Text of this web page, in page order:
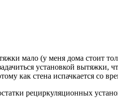
мало (у меня дома стоит
установкой вытяжки,
как стена испачкается со
рециркуляционных